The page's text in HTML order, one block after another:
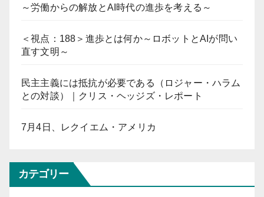
～労働からの解放とAI時代の進歩を考える～
＜視点：188＞進歩とは何か～ロボットとAIが問い
直す文明～
民主主義には抵抗が必要である（ロジャー・ハラム
との対談）｜クリス・ヘッジズ・レポート
7月4日、レクイエム・アメリカ
カテゴリー